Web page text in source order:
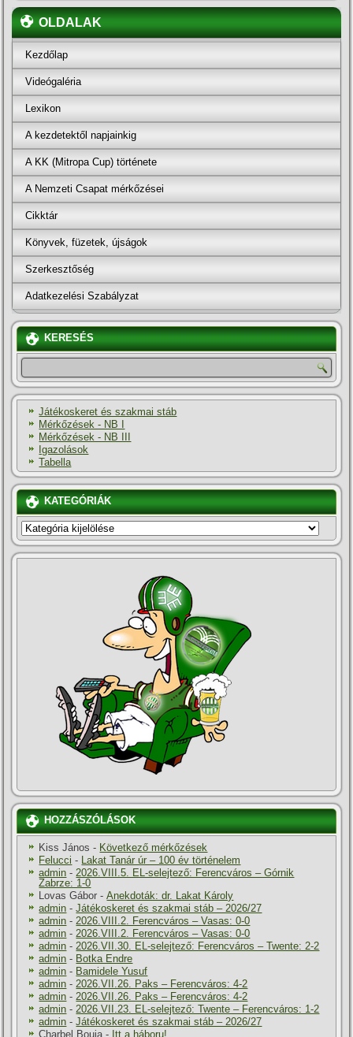
OLDALAK
Kezdőlap
Videógaléria
Lexikon
A kezdetektől napjainkig
A KK (Mitropa Cup) története
A Nemzeti Csapat mérkőzései
Cikktár
Könyvek, füzetek, újságok
Szerkesztőség
Adatkezelési Szabályzat
KERESÉS
Játékoskeret és szakmai stáb
Mérkőzések - NB I
Mérkőzések - NB III
Igazolások
Tabella
KATEGÓRIÁK
KATEGÓRIÁK
HOZZÁSZÓLÁSOK
Kiss János - Következő mérkőzések
Felucci - Lakat Tanár úr – 100 év történelem
admin -2026.VIII.5. EL-selejtező: Ferencváros – Górnik
Zabrze: 1-0
Lovas Gábor -Anekdoták: dr. Lakat Károly
admin -Játékoskeret és szakmai stáb – 2026/27
admin -2026.VIII.2. Ferencváros – Vasas: 0-0
admin -2026.VIII.2. Ferencváros – Vasas: 0-0
admin -2026.VII.30. EL-selejtező: Ferencváros – Twente: 2-2
admin - Botka Endre
admin - Bamidele Yusuf
admin -2026.VII.26. Paks – Ferencváros: 4-2
admin -2026.VII.26. Paks – Ferencváros: 4-2
admin -2026.VII.23. EL-selejtező: Twente – Ferencváros: 1-2
admin -Játékoskeret és szakmai stáb – 2026/27
Charbel Bouja - Itt a háboru!